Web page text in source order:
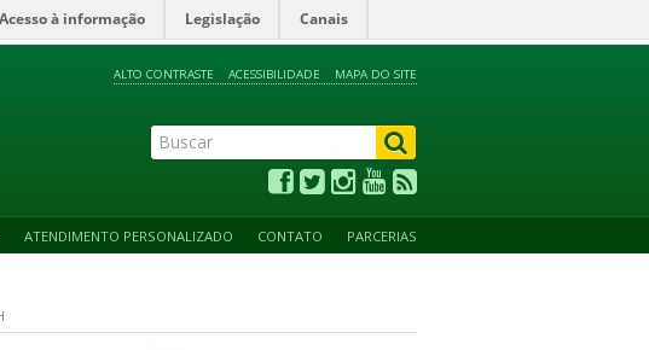
Acesso à informação Legislação Canais
ALTO CONTRASTE ACESSIBILIDADE MAPA DO SITE
ATENDIMENTO PERSONALIZADO CONTATO PARCERIAS